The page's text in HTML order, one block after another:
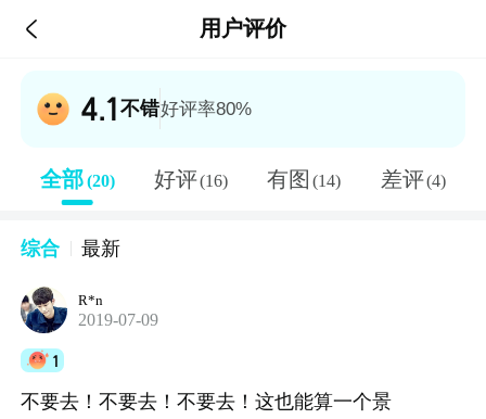
 用户评价
4.1 不错好评率80%
全部(20) 好评(16) 有图 (14) 差评(4)
综合 最新
R*n
2019-07-09
1
不要去！不要去！不要去！这也能算一个景